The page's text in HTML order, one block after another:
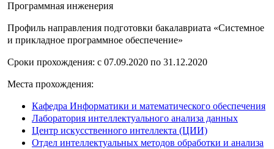
Программная инженерия
Профиль направления подготовки бакалавриата «Системное
и прикладное программное обеспечение»
Сроки прохождения: с 07.09.2020 по 31.12.2020
Места прохождения:
Кафедра Информатики и математического обеспечения
Лаборатория интеллектуального анализа данных
Центр искусственного интеллекта (ЦИИ)
Отдел интеллектуальных методов обработки и анализа